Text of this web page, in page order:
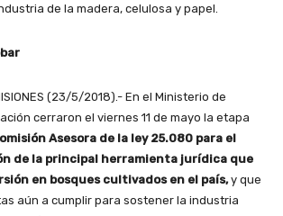
de la madera, celulosa y papel.
(23/5/2018).- En el Ministerio de
cerraron el viernes 11 de mayo la etapa
Asesora de la ley 25.080 para el
de la principal herramienta jurídica que
en bosques cultivados en el país,y que
aún a cumplir para sostener la industria